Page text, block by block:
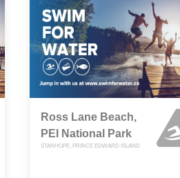
Ross Lane Beach,
PEI National Park
STANHOPE, PRINCE EDWARD ISLAND